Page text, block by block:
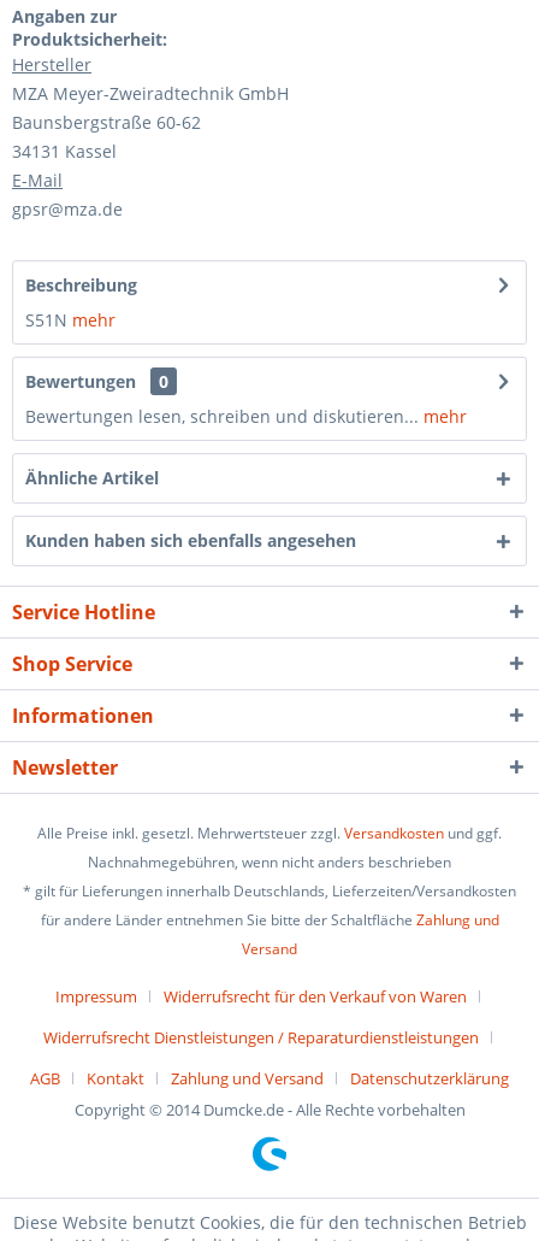
Angaben zur
Produktsicherheit:
Hersteller
MZA Meyer-Zweiradtechnik GmbH
Baunsbergstraße 60-62
34131 Kassel
E-Mail
gpsr@mza.de
Beschreibung
S51N mehr
Bewertungen
0
Bewertungen lesen, schreiben und diskutieren... mehr
Ähnliche Artikel
Kunden haben sich ebenfalls angesehen
Service Hotline
Shop Service
Informationen
Newsletter
Alle Preise inkl. gesetzl. Mehrwertsteuer zzgl.Versandkosten und ggf.
Nachnahmegebühren, wenn nicht anders beschrieben
* gilt für Lieferungen innerhalb Deutschlands, Lieferzeiten/Versandkosten
für andere Länder entnehmen Sie bitte der Schaltfläche Zahlung und
Versand
Impressum
Widerrufsrecht für den Verkauf von Waren
Widerrufsrecht Dienstleistungen / Reparaturdienstleistungen
AGB
Kontakt Zahlung und Versand
Datenschutzerklärung
Copyright © 2014 Dumcke.de - Alle Rechte vorbehalten
Diese Website benutzt Cookies, die für den technischen Betrieb